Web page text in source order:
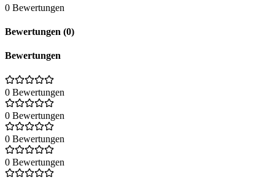
0 Bewertungen
Bewertungen (0)
Bewertungen
0 Bewertungen
0 Bewertungen
0 Bewertungen
0 Bewertungen